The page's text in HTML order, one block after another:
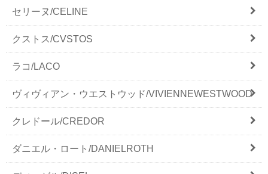
セリーヌ/CELINE
クストス/CVSTOS
ラコ/LACO
ヴィヴィアン・ウエストウッド/VIVIENNEWESTWOOD
クレドール/CREDOR
ダニエル・ロート/DANIELROTH